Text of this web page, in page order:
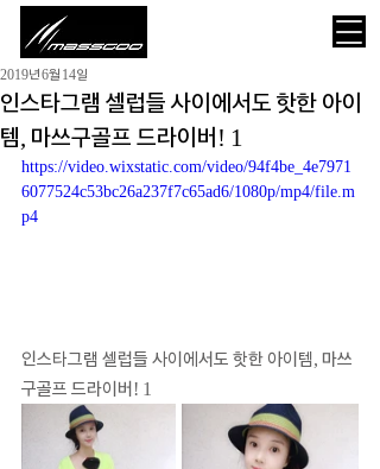
인스타그램 셀럽들 사이에서도 핫한 아이
템, 마쓰구골프 드라이버! 1
2019년 6월 14일
https://video.wixstatic.com/video/94f4be_4e7971
6077524c53bc26a237f7c65ad6/1080p/mp4/file.m
p4
인스타그램 셀럽들 사이에서도 핫한 아이템, 마쓰
구골프 드라이버! 1